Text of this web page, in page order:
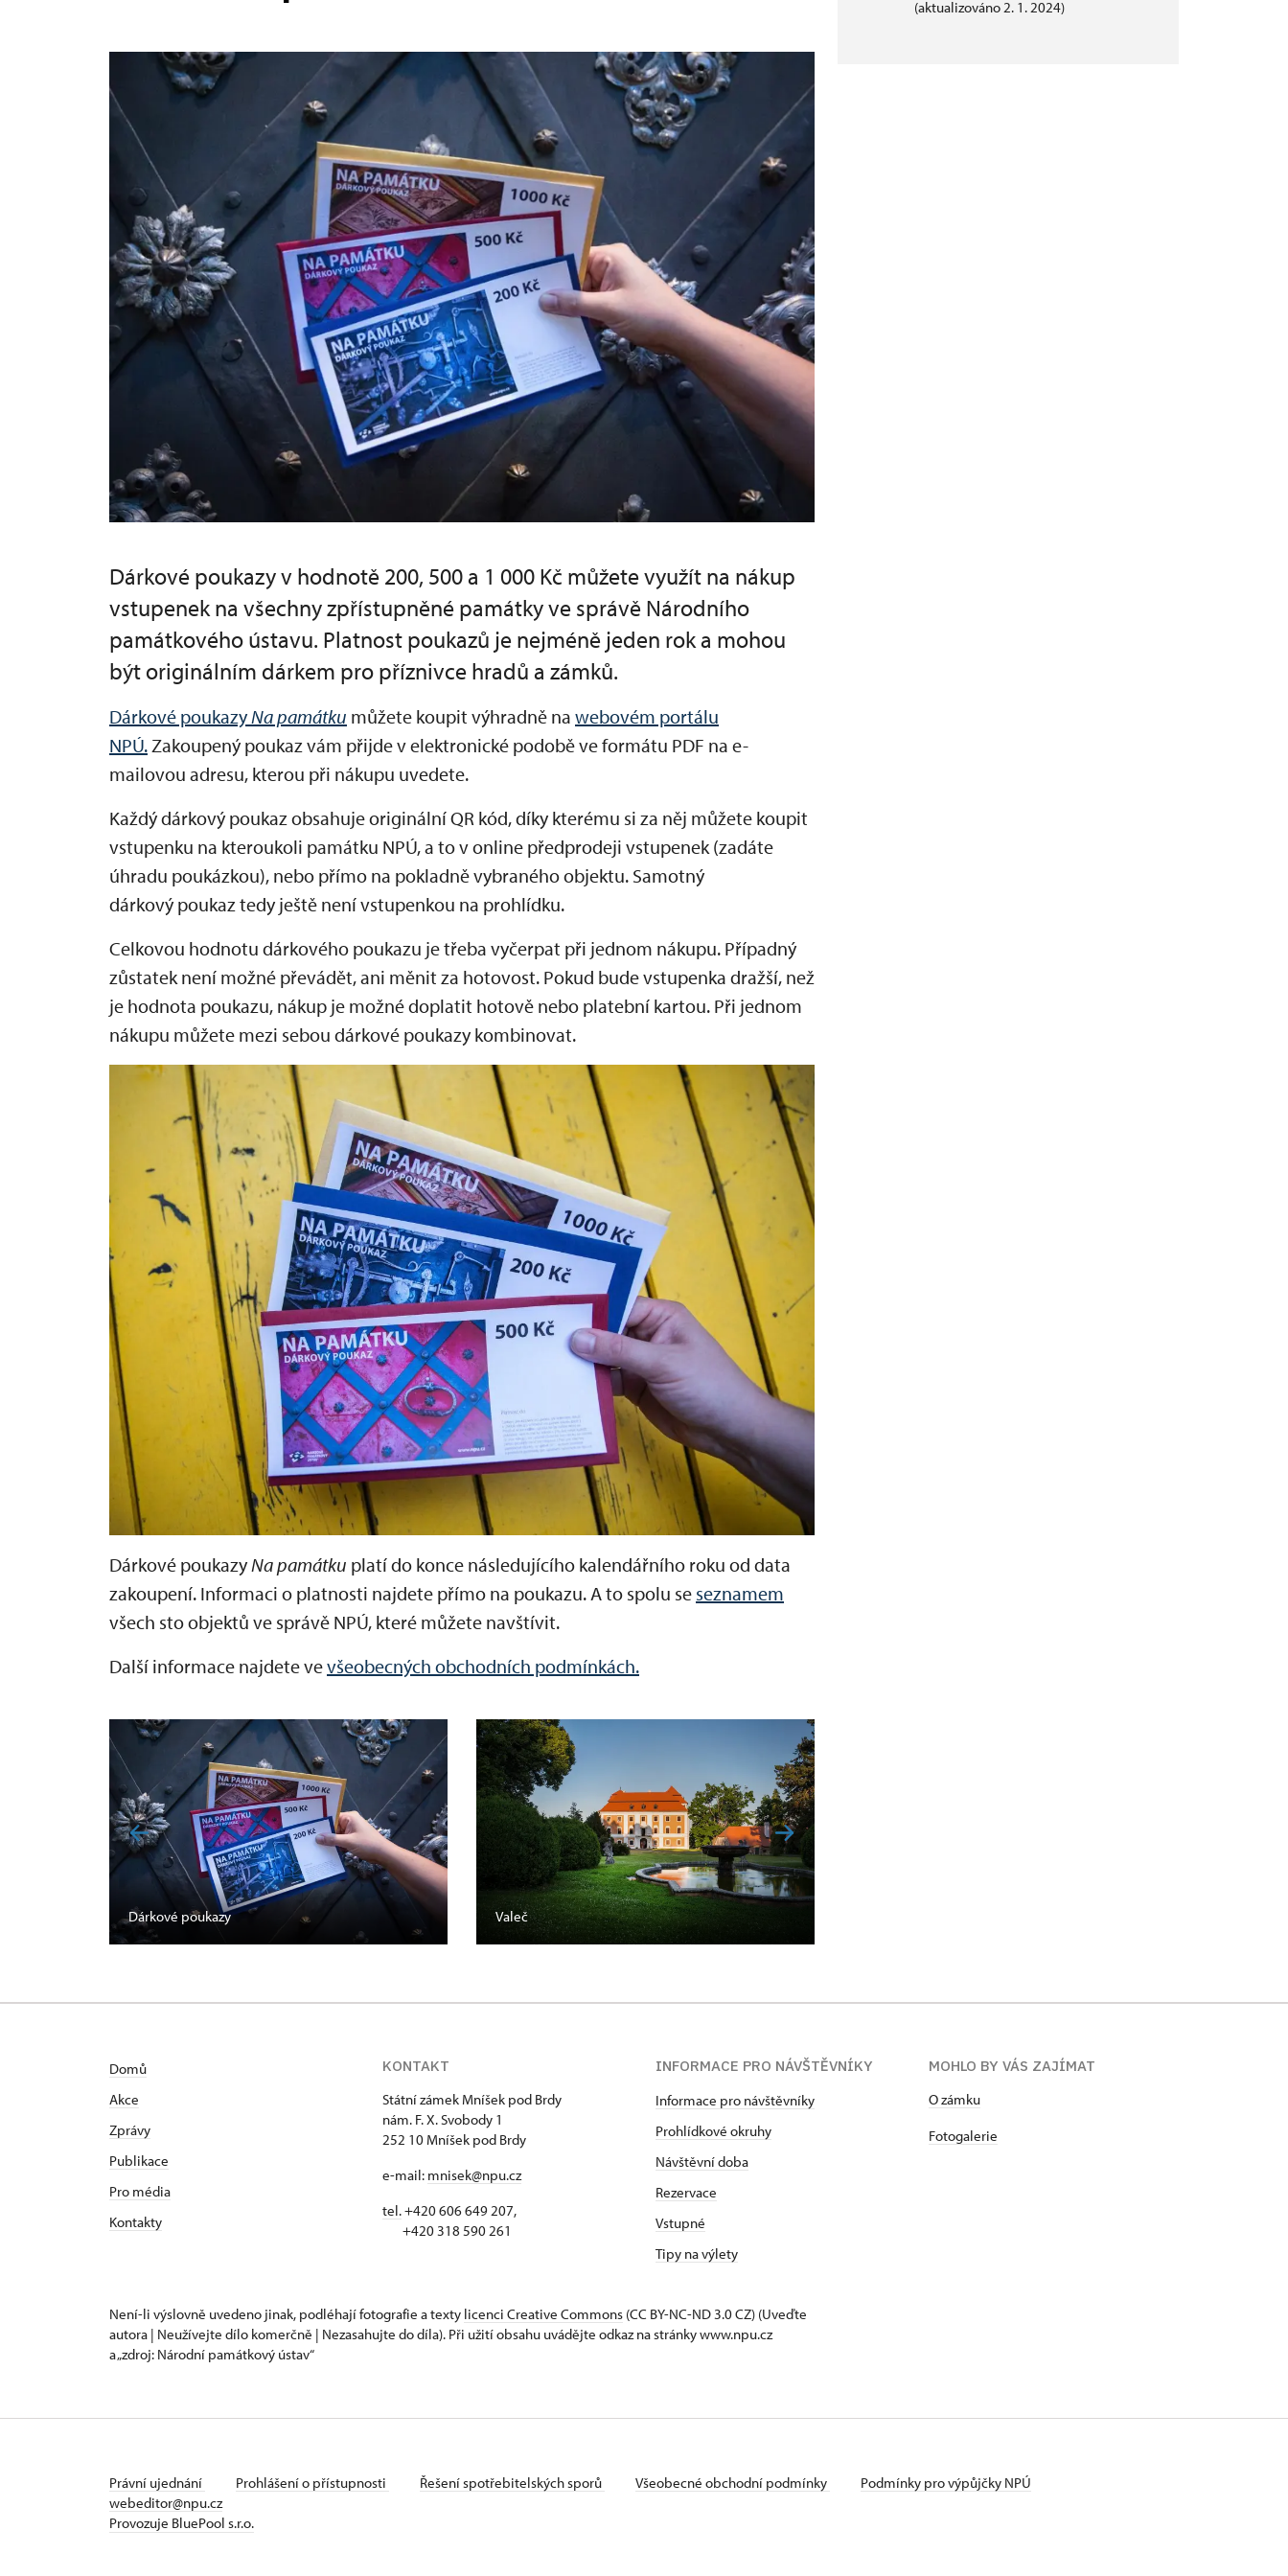
Dárkové poukazy v hodnotě 200, 500 a 1 000 Kč můžete využít na nákup
vstupenek na všechny zpřístupněné památky ve správě Národního
památkového ústavu. Platnost poukazů je nejméně jeden rok a mohou
být originálním dárkem pro příznivce hradů a zámků.
Dárkové poukazyNa památku můžete koupit výhradně na webovém portálu
NPÚ. Zakoupený poukaz vám přijde v elektronické podobě ve formátu PDF na e-
mailovou adresu, kterou při nákupu uvedete.
Každý dárkový poukaz obsahuje originální QR kód, díky kterému si za něj můžete koupit
vstupenku na kteroukoli památku NPÚ, a to v online předprodeji vstupenek (zadáte
úhradu poukázkou), nebo přímo na pokladně vybraného objektu. Samotný
dárkový poukaz tedy ještě není vstupenkou na prohlídku.
Celkovou hodnotu dárkového poukazu je třeba vyčerpat při jednom nákupu. Případný
zůstatek není možné převádět, ani měnit za hotovost. Pokud bude vstupenka dražší, než
je hodnota poukazu, nákup je možné doplatit hotově nebo platební kartou. Při jednom
nákupu můžete mezi sebou dárkové poukazy kombinovat.
Dárkové poukazy Na památku platí do konce následujícího kalendářního roku od data
zakoupení. Informaci o platnosti najdete přímo na poukazu. A to spolu se seznamem
všech sto objektů ve správě NPÚ, které můžete navštívit.
Další informace najdete vevšeobecných obchodních podmínkách.
Dárkové poukazy Valeč
(aktualizováno 2. 1. 2024)
Domů
Akce
Zprávy
Publikace
Pro média
Kontakty
KONTAKT
Státní zámek Mníšek pod Brdy
nám. F. X. Svobody 1
252 10 Mníšek pod Brdy
e-mail: mnisek@npu.cz
tel.+420 606 649 207,
+420 318 590 261
INFORMACE PRO NÁVŠTĚVNÍKY
Informace pro návštěvníky
Prohlídkové okruhy
Návštěvní doba
Rezervace
Vstupné
Tipy na výlety
MOHLO BY VÁS ZAJÍMAT
O zámku
Fotogalerie
Není-li výslovně uvedeno jinak, podléhají fotografie a texty licenci Creative Commons (CC BY-NC-ND 3.0 CZ) (Uveďte
autora | Neužívejte dílo komerčně | Nezasahujte do díla). Při užití obsahu uvádějte odkaz na stránky www.npu.cz
a „zdroj: Národní památkový ústav“
Právní ujednání Prohlášení o přístupnosti Řešení spotřebitelských sporů Všeobecné obchodní podmínky
Podmínky pro výpůjčky NPÚ
webeditor@npu.cz
Provozuje BluePool s.r.o.